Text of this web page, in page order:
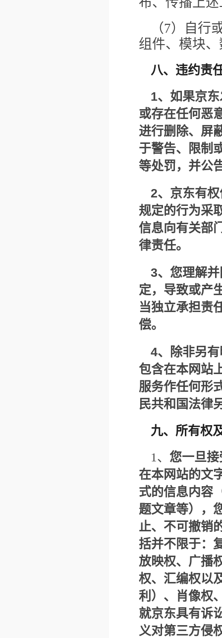
（7）自行
组件、模块
八、违约责
1、如果京
或存在任何恶
进行删除、屏
于警告、限制
等处罚，并公
2、京东有
规定的行为采
信息向有关部
律责任。
3、您理解
定，导致或产
当独立承担责
偿。
4、除非另
包含在本网站
服务作任何形
民共和国法律
九、所有权
1、 您一旦
在本网站的文
式的信息内容
题文章等），
止、不可撤销
括并不限于：
放映权、广播
权、汇编权以
利）、肖像权
就京东具有诉
义对第三方侵